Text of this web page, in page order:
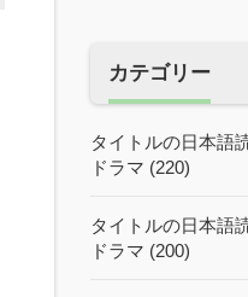
カテゴリー
タイトルの日本語
ドラマ (220)
タイトルの日本語
ドラマ (200)